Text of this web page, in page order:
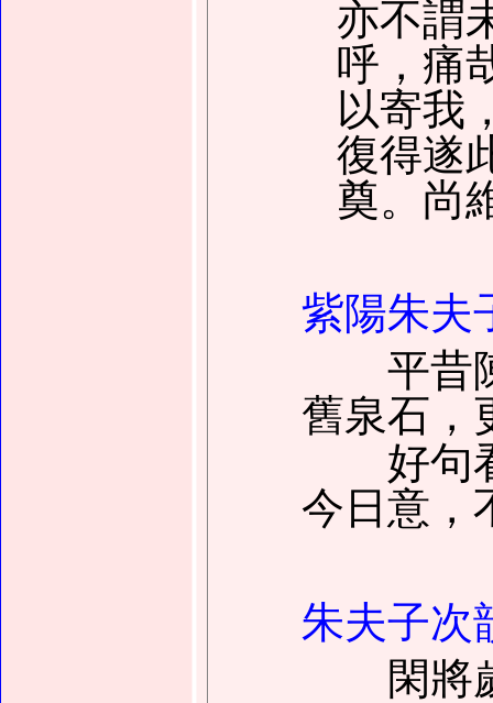
亦不謂
呼，痛
以寄我
復得遂
奠。尚
紫陽朱夫
平昔陳
舊泉石，
好句看
今日意，
朱夫子次
閑將歲